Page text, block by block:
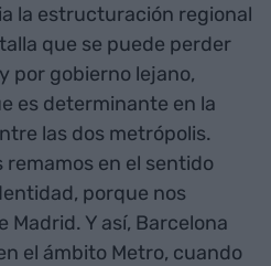
la estructuración regional
que se puede perder
por gobierno lejano,
es determinante en la
las dos metrópolis.
en el sentido
porque nos
Y así, Barcelona
el ámbito Metro, cuando